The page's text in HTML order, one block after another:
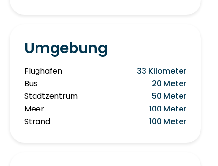
Umgebung
Flughafen
33 Kilometer
Bus
20 Meter
Stadtzentrum
50 Meter
Meer
100 Meter
Strand
100 Meter